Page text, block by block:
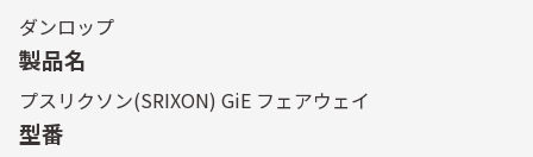
ダンロップ
製品名
プスリクソン(SRIXON) GiE フェアウェイ
型番